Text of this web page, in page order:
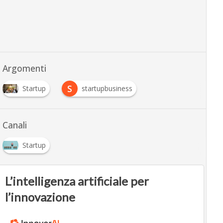
Argomenti
Startup S startupbusiness
Canali
Startup
L’intelligenza artificiale per
l’innovazione